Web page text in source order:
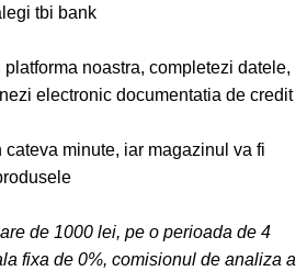
tbi bank
noastra, completezi datele,
electronic documentatia de credit
minute, iar magazinul va fi
de 1000 lei, pe o perioada de 4
fixa de 0%, comisionul de analiza a